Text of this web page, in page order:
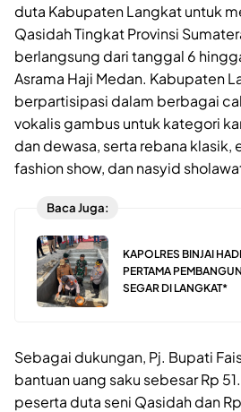
duta Kabupaten Langkat untuk
Qasidah Tingkat Provinsi
berlangsung dari tanggal 6
Asrama Haji Medan. Kabupaten
berpartisipasi dalam berbagai
vokalis gambus untuk kategori
dan dewasa, serta rebana klasik,
fashion show, dan nasyid
Baca Juga:
KAPOLRES BINJAI
PERTAMA
SEGAR DI LANGKAT*
Sebagai dukungan, Pj. Bupati
bantuan uang saku sebesar Rp
peserta duta seni Qasidah dan